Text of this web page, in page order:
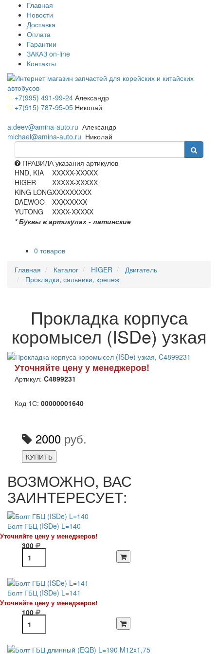
Главная
Новости
Доставка
Оплата
Гарантии
ЗАКАЗ on-line
Контакты
+7(995) 491-99-24 Александр
+7(915) 787-95-05 Николай
a.deev@amina-auto.ru Александр
michael@amina-auto.ru Николай
ПРАВИЛА указания артикулов
HND, KIA
XXXXX-XXXXX
HIGER
XXXXX-XXXXX
KING LONGXXXXXXXXX
DAEWOO
XXXXXXXX
YUTONG
XXXX-XXXXX
* Буквы в артикулах - латинские
0 товаров
Главная
Каталог HIGER
Двигатель
Прокладки, сальники, крепеж
Прокладка корпуса
коромысел (ISDe) узкая
Уточняйте цену у менеджеров!
Артикул: C4899231
Код 1С: 00000001640
2000 руб.
КУПИТЬ
ВОЗМОЖНО, ВАС
ЗАИНТЕРЕСУЕТ:
Болт ГБЦ (ISDe) L=140
Уточняйте цену у менеджеров!
300
Болт ГБЦ (ISDe) L=141
Уточняйте цену у менеджеров!
100